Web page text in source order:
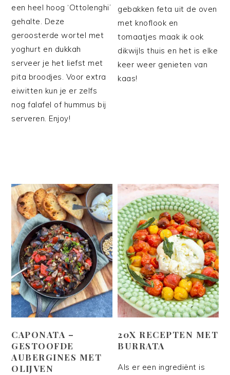
een heel hoog ‘Ottolenghi’
gehalte. Deze
geroosterde wortel met
yoghurt en dukkah
serveer je het liefst met
pita broodjes. Voor extra
eiwitten kun je er zelfs
nog falafel of hummus bij
serveren. Enjoy!
gebakken feta uit de oven
met knoflook en
tomaatjes maak ik ook
dikwijls thuis en het is elke
keer weer genieten van
kaas!
CAPONATA –
GESTOOFDE
AUBERGINES MET
OLIJVEN
20X RECEPTEN MET
BURRATA
Als er een ingrediënt is